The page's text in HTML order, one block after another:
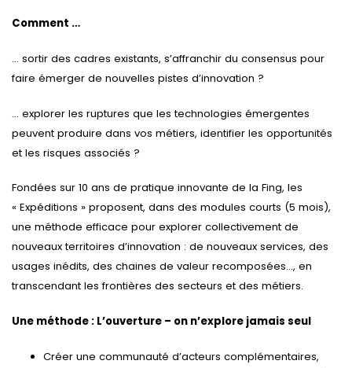
Comment …
… sortir des cadres existants, s’affranchir du consensus pour
faire émerger de nouvelles pistes d’innovation ?
… explorer les ruptures que les technologies émergentes
peuvent produire dans vos métiers, identifier les opportunités
et les risques associés ?
Fondées sur 10 ans de pratique innovante de la Fing, les
« Expéditions » proposent, dans des modules courts (5 mois),
une méthode efficace pour explorer collectivement de
nouveaux territoires d’innovation : de nouveaux services, des
usages inédits, des chaines de valeur recomposées…, en
transcendant les frontières des secteurs et des métiers.
Une méthode : L’ouverture – on n’explore jamais seul
Créer une communauté d’acteurs complémentaires,